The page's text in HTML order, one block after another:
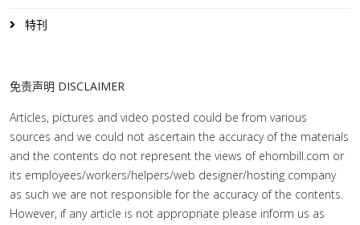
特刊
免责声明 DISCLAIMER
Articles, pictures and video posted could be from various
sources and we could not ascertain the accuracy of the materials
and the contents do not represent the views of ehornbill.com or
its employees/workers/helpers/web designer/hosting company
as such we are not responsible for the accuracy of the contents.
However, if any article is not appropriate please inform us as